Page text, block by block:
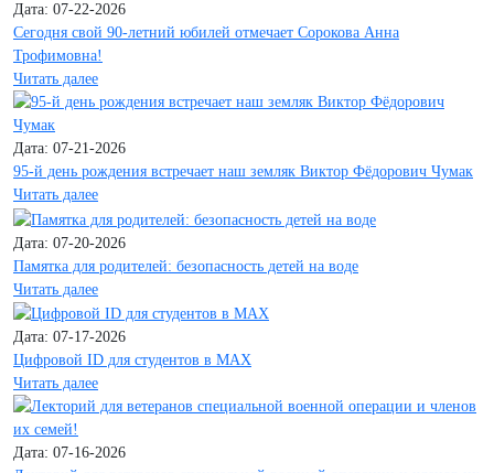
Дата: 07-22-2026
Сегодня свой 90-летний юбилей отмечает Сорокова Анна
Трофимовна!
Читать далее
Дата: 07-21-2026
95-й день рождения встречает наш земляк Виктор Фёдорович Чумак
Читать далее
Дата: 07-20-2026
Памятка для родителей: безопасность детей на воде
Читать далее
Дата: 07-17-2026
Цифровой ID для студентов в MAX
Читать далее
Дата: 07-16-2026